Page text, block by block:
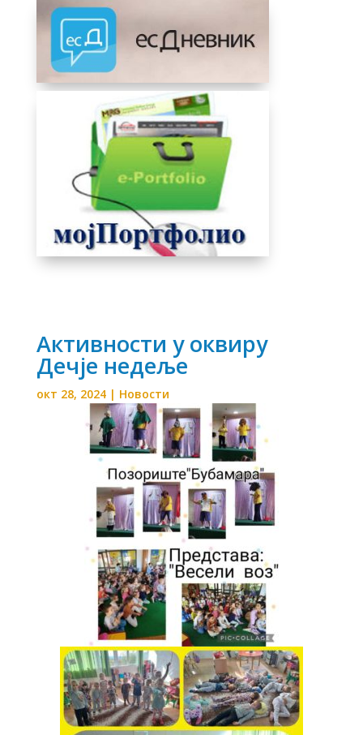
Активности у оквиру
Дечје недеље
окт 28, 2024| Новости